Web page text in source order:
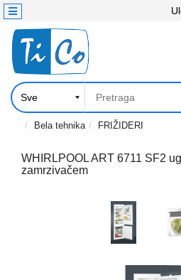
KATEGORIJE
Računari,
Komponente
Laptop
tablet
Kontakt
Bela tehnika FRIŽIDERI
WHIRLPOOL ART 6711 SF2
zamrzivačem